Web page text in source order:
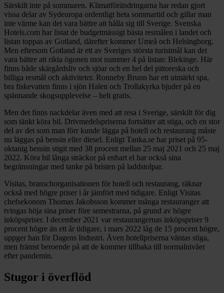
Särskilt inte på sommaren. Klimatförändringarna har redan gjort
vissa delar av Sydeuropa ordentligt heta sommartid och gillar man
inte värme kan det vara bättre att hålla sig till Sverige. Svenska
Hotels.com har listat de budgetmässigt bästa resmålen i landet och
listan toppas av Gotland, därefter kommer Umeå och Helsingborg.
Men eftersom Gotland är ett av Sveriges största turistmål kan det
vara bättre att rikta ögonen mot nummer 4 på listan: Blekinge. Här
finns både skärgårdsliv och sjöar och en hel del pittoreska och
billiga resmål och aktiviteter. Ronneby Brunn har ett utmärkt spa,
bra fiskevatten finns i sjön Halen och Trollakyrka bjuder på en
spännande skogsupplevelse – helt gratis.
Men det finns nackdelar även med att resa i Sverige, särskilt för dig
som tänkt köra bil. Drivmedelspriserna fortsätter att stiga, och en stor
del av det som man förr kunde lägga på hotell och restaurang måste
nu läggas på bensin eller diesel. Enligt Tanka.se har priset på 95-
oktanig bensin stigit med 38 procent mellan 25 maj 2021 och 25 maj
2022. Köra bil långa sträckor på enbart el har också sina
begränsningar med tanke på bristen på laddstolpar.
Visitas, branschorganisationen för hotell och restaurang, räknar
också med högre priser i år jämfört med tidigare. Enligt Visitas
chefsekonom Thomas Jakobsson kommer många restauranger att
tvingas höja sina priser före semestrarna, på grund av högre
inköpspriser. I december 2021 var restaurangernas inköpspriser 9
procent högre än ett år tidigare, i mars 2022 låg de 15 procent högre,
uppger han för Dagens Industri. Även hotellpriserna väntas stiga,
men främst beroende på att de kommer tillbaka till normalnivåer
efter pandemin.
Stugor i överflöd